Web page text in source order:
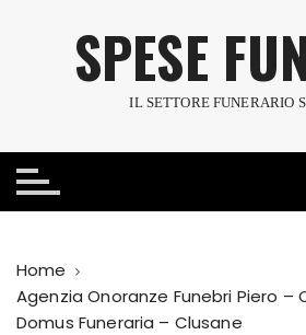
a
SPESE
IL SETTORE FUNERARIO
Home
Agenzia Onoranze Funebri Piero
Domus Funeraria – Clusane